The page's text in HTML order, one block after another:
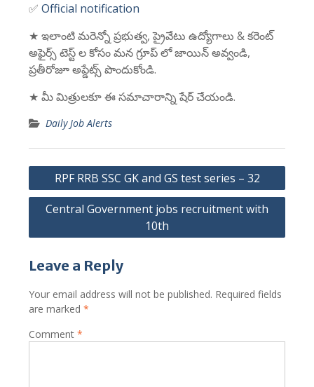
✅ Official notification
★ ఇలాంటి మరెన్నో ప్రభుత్వ, ప్రైవేటు ఉద్యోగాలు & కరెంట్
అఫైర్స్ టెస్ట్ ల కోసం మన గ్రూప్ లో జాయిన్ అవ్వండి,
ప్రతీరోజూ అప్డేట్స్ పొందుకోండి.
★ మీ మిత్రులకూ ఈ సమాచారాన్ని షేర్ చేయండి.
Daily Job Alerts
Post
navigation
RPF RRB SSC GK and GS test series – 32
Central Government jobs recruitment with
10th
Leave a Reply
Your email address will not be published. Required fields
are marked *
Comment *